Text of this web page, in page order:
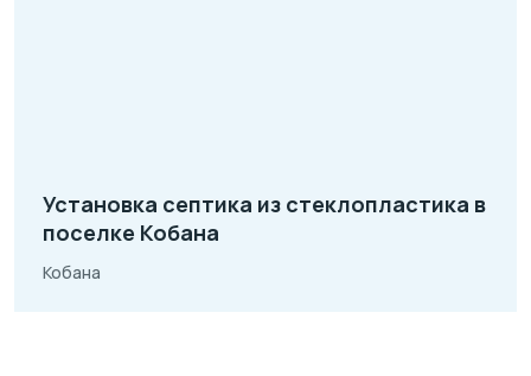
Установка септика из стеклопластика в
поселке Кобана
Кобана